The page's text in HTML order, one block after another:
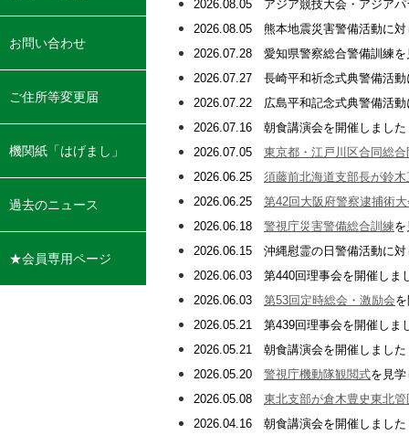
お問い合わせ
ご住所等変更届
機関紙「はげまし」
過去のニュース
★会員専用ページ
2026.08.05 アジア競技大会・アジア
2026.08.05 熊本地震災害警備活動に対
2026.07.28 愛知県警察総合警備訓練を
2026.07.27 長崎平和祈念式典警備活動
2026.07.22 広島平和記念式典警備活動
2026.07.16 朝食講演会を開催しました
2026.07.05 東京都・江戸川区合同総
2026.06.25 須藤前北海道支部長が鈴
2026.06.25 第42回大阪府警察逮捕術
2026.06.18 警視庁災害警備総合訓練
2026.06.15 沖縄慰霊の日警備活動に対
2026.06.03 第440回理事会を開催しま
2026.06.03 第53回定時総会・激励会
2026.05.21 第439回理事会を開催しま
2026.05.21 朝食講演会を開催しまし
2026.05.20 警視庁機動隊観閲式を見
2026.05.08 東北支部が倉木豊史東北
2026.04.16 朝食講演会を開催しました